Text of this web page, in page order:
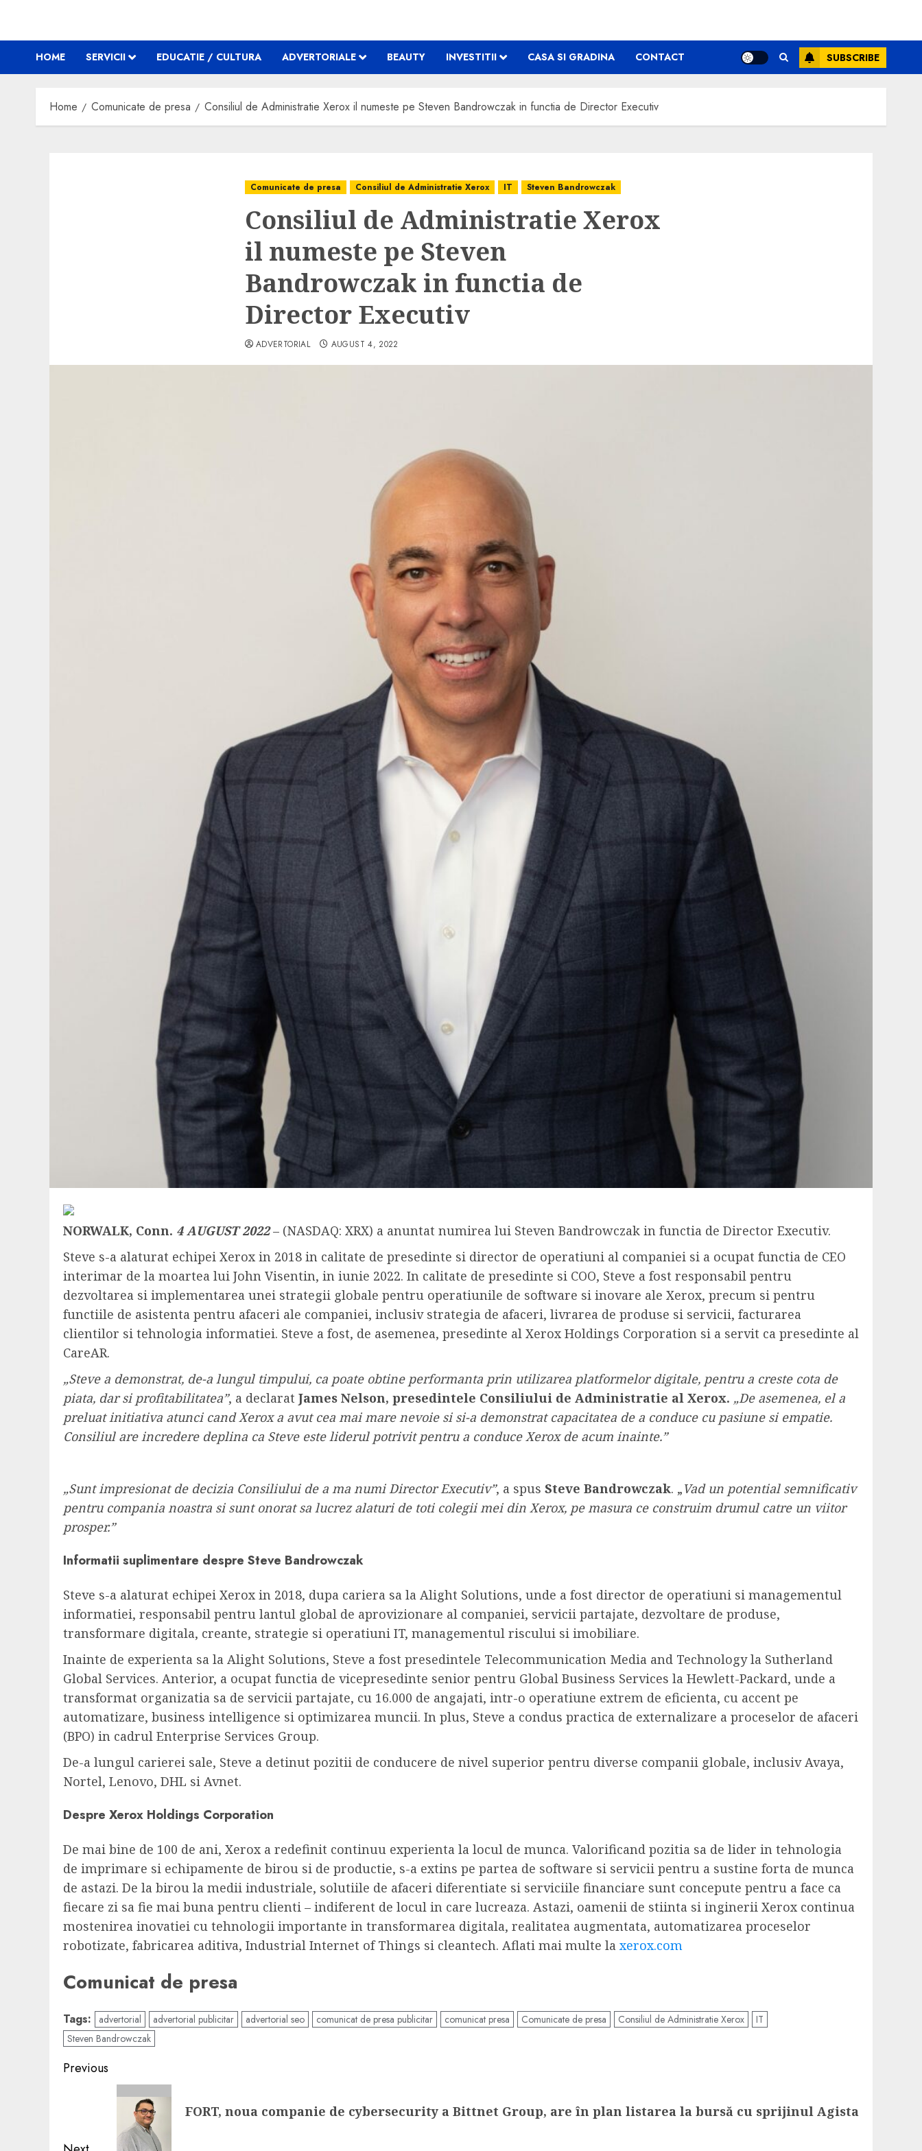
HOME SERVICII EDUCATIE / CULTURA ADVERTORIALE BEAUTY INVESTITII CASA SI GRADINA CONTACT SUBSCRIBE
Home Comunicate de presa Consiliul de Administratie Xerox il numeste pe Steven Bandrowczak in functia de Director Executiv
Comunicate de presa Consiliul de Administratie Xerox IT Steven Bandrowczak
Consiliul de Administratie Xerox
il numeste pe Steven
Bandrowczak in functia de
Director Executiv
ADVERTORIAL AUGUST 4, 2022
NORWALK, Conn. 4 AUGUST 2022 – (NASDAQ: XRX) a anuntat numirea lui Steven Bandrowczak in functia de Director Executiv.
Steve s-a alaturat echipei Xerox in 2018 in calitate de presedinte si director de operatiuni al companiei si a ocupat functia de CEO
interimar de la moartea lui John Visentin, in iunie 2022. In calitate de presedinte si COO, Steve a fost responsabil pentru
dezvoltarea si implementarea unei strategii globale pentru operatiunile de software si inovare ale Xerox, precum si pentru
functiile de asistenta pentru afaceri ale companiei, inclusiv strategia de afaceri, livrarea de produse si servicii, facturarea
clientilor si tehnologia informatiei. Steve a fost, de asemenea, presedinte al Xerox Holdings Corporation si a servit ca presedinte al
CareAR.
„Steve a demonstrat, de-a lungul timpului, ca poate obtine performanta prin utilizarea platformelor digitale, pentru a creste cota de
piata, dar si profitabilitatea”, a declarat James Nelson, presedintele Consiliului de Administratie al Xerox. „De asemenea, el a
preluat initiativa atunci cand Xerox a avut cea mai mare nevoie si si-a demonstrat capacitatea de a conduce cu pasiune si empatie.
Consiliul are incredere deplina ca Steve este liderul potrivit pentru a conduce Xerox de acum inainte.”
„Sunt impresionat de decizia Consiliului de a ma numi Director Executiv”, a spus Steve Bandrowczak. „Vad un potential semnificativ
pentru compania noastra si sunt onorat sa lucrez alaturi de toti colegii mei din Xerox, pe masura ce construim drumul catre un viitor
prosper.”
Informatii suplimentare despre Steve Bandrowczak
Steve s-a alaturat echipei Xerox in 2018, dupa cariera sa la Alight Solutions, unde a fost director de operatiuni si managementul
informatiei, responsabil pentru lantul global de aprovizionare al companiei, servicii partajate, dezvoltare de produse,
transformare digitala, creante, strategie si operatiuni IT, managementul riscului si imobiliare.
Inainte de experienta sa la Alight Solutions, Steve a fost presedintele Telecommunication Media and Technology la Sutherland
Global Services. Anterior, a ocupat functia de vicepresedinte senior pentru Global Business Services la Hewlett-Packard, unde a
transformat organizatia sa de servicii partajate, cu 16.000 de angajati, intr-o operatiune extrem de eficienta, cu accent pe
automatizare, business intelligence si optimizarea muncii. In plus, Steve a condus practica de externalizare a proceselor de afaceri
(BPO) in cadrul Enterprise Services Group.
De-a lungul carierei sale, Steve a detinut pozitii de conducere de nivel superior pentru diverse companii globale, inclusiv Avaya,
Nortel, Lenovo, DHL si Avnet.
Despre Xerox Holdings Corporation
De mai bine de 100 de ani, Xerox a redefinit continuu experienta la locul de munca. Valorificand pozitia sa de lider in tehnologia
de imprimare si echipamente de birou si de productie, s-a extins pe partea de software si servicii pentru a sustine forta de munca
de astazi. De la birou la medii industriale, solutiile de afaceri diferentiate si serviciile financiare sunt concepute pentru a face ca
fiecare zi sa fie mai buna pentru clienti – indiferent de locul in care lucreaza. Astazi, oamenii de stiinta si inginerii Xerox continua
mostenirea inovatiei cu tehnologii importante in transformarea digitala, realitatea augmentata, automatizarea proceselor
robotizate, fabricarea aditiva, Industrial Internet of Things si cleantech. Aflati mai multe la xerox.com
Comunicat de presa
Tags: advertorial advertorial publicitar advertorial seo comunicat de presa publicitar comunicat presa Comunicate de presa Consiliul de Administratie Xerox
IT
Steven Bandrowczak
Post
navigation
Previous
FORT, noua companie de cybersecurity a Bittnet Group, are în plan listarea la bursă cu sprijinul Agista